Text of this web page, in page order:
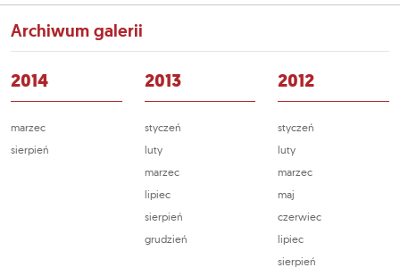
Archiwum galerii
2014
marzec
sierpień
2013
styczeń
luty
marzec
lipiec
sierpień
grudzień
2012
styczeń
luty
marzec
maj
czerwiec
lipiec
sierpień